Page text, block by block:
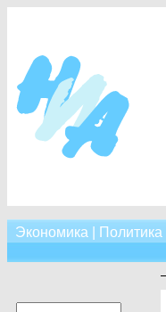
Экономика Политика